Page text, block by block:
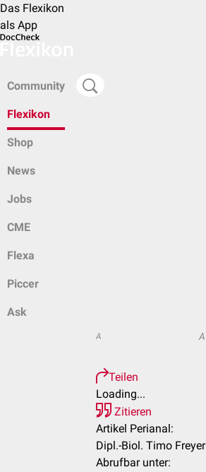
Das Flexikon
als App
Community
Flexikon
Shop
News
Jobs
CME
Flexa
Piccer
Ask
A A
Teilen
Loading...
Zitieren
Artikel Perianal:
Dipl.-Biol. Timo Freyer
Abrufbar unter: